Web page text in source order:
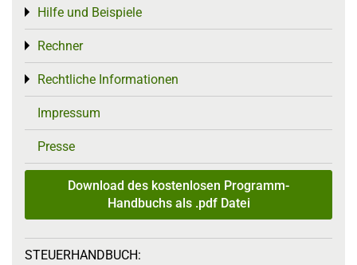
Hilfe und Beispiele
Toggle menu
Rechner
Toggle menu
Rechtliche Informationen
Toggle menu
Impressum
Presse
Download des kostenlosen Programm-
Handbuchs als .pdf Datei
STEUERHANDBUCH: